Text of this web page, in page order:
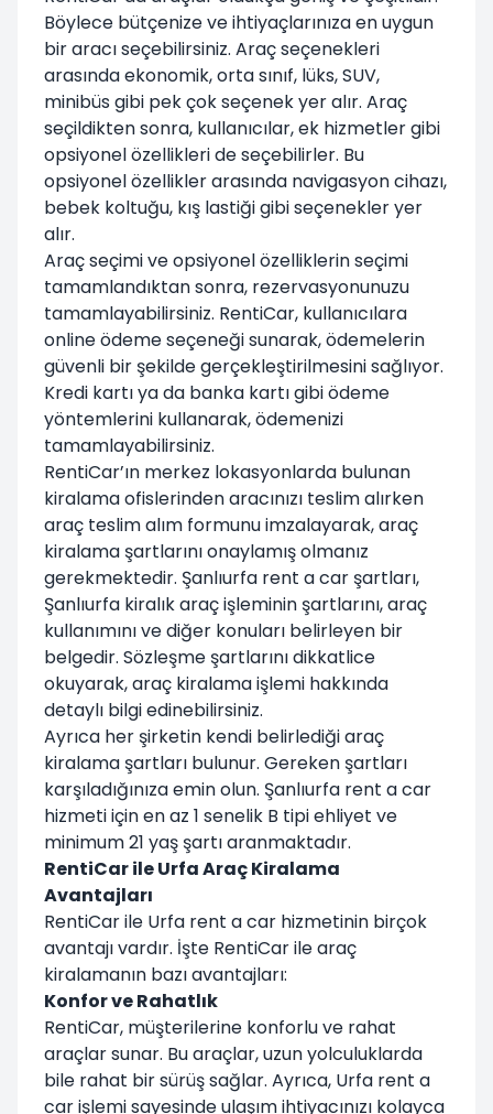
Böylece bütçenize ve ihtiyaçlarınıza en uygun
bir aracı seçebilirsiniz. Araç seçenekleri
arasında ekonomik, orta sınıf, lüks, SUV,
minibüs gibi pek çok seçenek yer alır. Araç
seçildikten sonra, kullanıcılar, ek hizmetler gibi
opsiyonel özellikleri de seçebilirler. Bu
opsiyonel özellikler arasında navigasyon cihazı,
bebek koltuğu, kış lastiği gibi seçenekler yer
alır.
Araç seçimi ve opsiyonel özelliklerin seçimi
tamamlandıktan sonra, rezervasyonunuzu
tamamlayabilirsiniz. RentiCar, kullanıcılara
online ödeme seçeneği sunarak, ödemelerin
güvenli bir şekilde gerçekleştirilmesini sağlıyor.
Kredi kartı ya da banka kartı gibi ödeme
yöntemlerini kullanarak, ödemenizi
tamamlayabilirsiniz.
RentiCar’ın merkez lokasyonlarda bulunan
kiralama ofislerinden aracınızı teslim alırken
araç teslim alım formunu imzalayarak, araç
kiralama şartlarını onaylamış olmanız
gerekmektedir. Şanlıurfa rent a car şartları,
Şanlıurfa kiralık araç işleminin şartlarını, araç
kullanımını ve diğer konuları belirleyen bir
belgedir. Sözleşme şartlarını dikkatlice
okuyarak, araç kiralama işlemi hakkında
detaylı bilgi edinebilirsiniz.
Ayrıca her şirketin kendi belirlediği araç
kiralama şartları bulunur. Gereken şartları
karşıladığınıza emin olun. Şanlıurfa rent a car
hizmeti için en az 1 senelik B tipi ehliyet ve
minimum 21 yaş şartı aranmaktadır.
RentiCar ile Urfa Araç Kiralama
Avantajları
RentiCar ile Urfa rent a car hizmetinin birçok
avantajı vardır. İşte RentiCar ile araç
kiralamanın bazı avantajları:
Konfor ve Rahatlık
RentiCar, müşterilerine konforlu ve rahat
araçlar sunar. Bu araçlar, uzun yolculuklarda
bile rahat bir sürüş sağlar. Ayrıca, Urfa rent a
car işlemi sayesinde ulaşım ihtiyacınızı kolayca